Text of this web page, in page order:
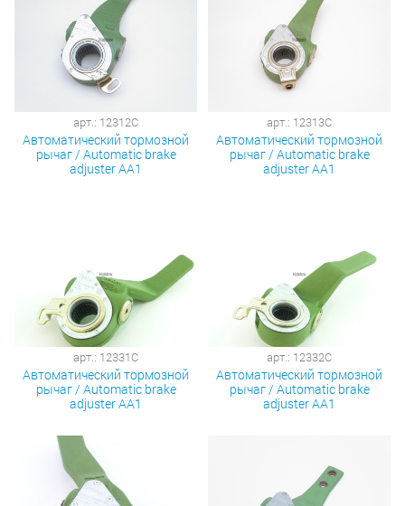
арт.: 12312C
Автоматический тормозной
рычаг / Automatic brake
adjuster AA1
арт.: 12313C
Автоматический тормозной
рычаг / Automatic brake
adjuster AA1
арт.: 12331C
Автоматический тормозной
рычаг / Automatic brake
adjuster AA1
арт.: 12332C
Автоматический тормозной
рычаг / Automatic brake
adjuster AA1